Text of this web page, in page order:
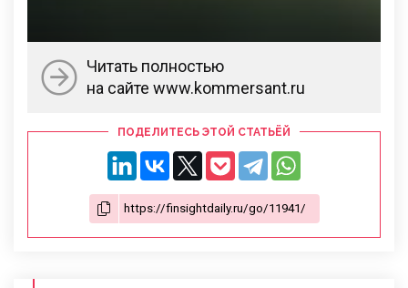
Читать полностью
на сайте www.kommersant.ru
ПОДЕЛИТЕСЬ ЭТОЙ СТАТЬЁЙ